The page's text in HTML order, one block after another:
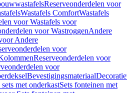
Reserveonderdelen voor
Wastafels ComfortWastafels
voor Wastafels voor
voor WastroggenAndere
Andere
voor
Reserveonderdelen voor
voor
Bevestigingsmateriaal
met onderkastSets fonteinen met